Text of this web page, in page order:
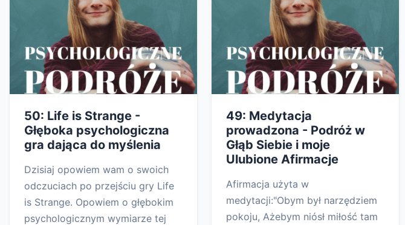
50: Life is Strange -
Głęboka psychologiczna
gra dająca do myślenia
Dzisiaj opowiem wam o swoich
odczuciach po przejściu gry Life
is Strange. Opowiem o głębokim
psychologicznym wymiarze tej
49: Medytacja
prowadzona - Podróż w
Głąb Siebie i moje
Ulubione Afirmacje
Afirmacja użyta w
medytacji:"Obym był narzędziem
pokoju, Ażebym niósł miłość tam